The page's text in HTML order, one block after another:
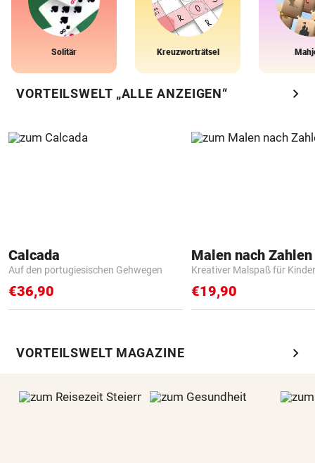
Solitär Kreuzworträtsel
VORTEILSWELT „ALLE ANZEIGEN“ chevron_right
Calcada
Auf den portugiesischen Gehwegen
€36,90
Kreativer Malspaß für Kinder
€19,90
VORTEILSWELT MAGAZINE chevron_right